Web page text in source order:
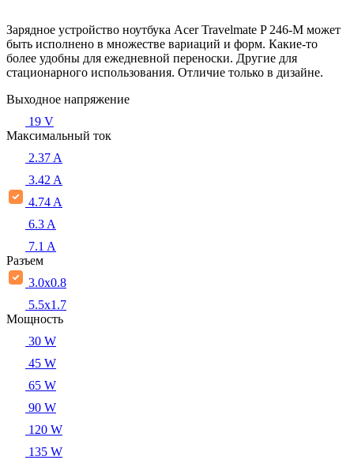
Зарядное устройство ноутбука Acer Travelmate P 246-M может
быть исполнено в множестве вариаций и форм. Какие-то
более удобны для ежедневной переноски. Другие для
стационарного использования. Отличие только в дизайне.
Выходное напряжение
19 V
Максимальный ток
2.37 A
3.42 A
4.74 A
6.3 A
7.1 A
Разъем
3.0x0.8
5.5х1.7
Мощность
30 W
45 W
65 W
90 W
120 W
135 W